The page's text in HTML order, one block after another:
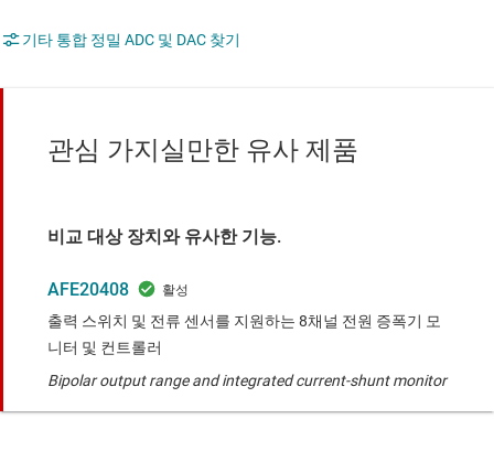
기타 통합 정밀 ADC 및 DAC 찾기
관심 가지실만한 유사 제품
비교 대상 장치와 유사한 기능.
AFE20408
출력 스위치 및 전류 센서를 지원하는 8채널 전원 증폭기 모
니터 및 컨트롤러
Bipolar output range and integrated current-shunt monitor